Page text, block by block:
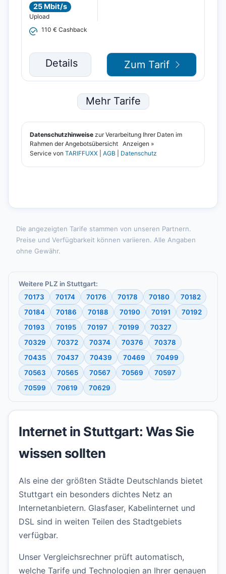
Die angezeigten Tarife stammen von unseren Partnern.
Preise und Verfügbarkeit können variieren. Alle Angaben
ohne Gewähr.
Weitere PLZ in Stuttgart:
70173
70174 70176 70178 70180
70182
70184
70186 70188 70190 70191
70192
70193
70195 70197 70199
70327
70329
70372 70374 70376
70378
70435
70437 70439 70469
70499
70563
70565 70567 70569
70597
70599
70619 70629
Internet in Stuttgart: Was Sie
wissen sollten
Als eine der größten Städte Deutschlands bietet
Stuttgart ein besonders dichtes Netz an
Internetanbietern. Glasfaser, Kabelinternet und
DSL sind in weiten Teilen des Stadtgebiets
verfügbar.
Unser Vergleichsrechner prüft automatisch,
welche Tarife und Technologien an Ihrer genauen